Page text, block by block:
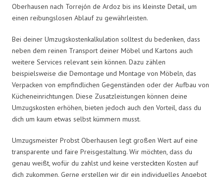
Oberhausen nach Torrejón de Ardoz bis ins kleinste Detail, um
einen reibungslosen Ablauf zu gewährleisten.
Bei deiner Umzugskostenkalkulation solltest du bedenken, dass
neben dem reinen Transport deiner Möbel und Kartons auch
weitere Services relevant sein können. Dazu zählen
beispielsweise die Demontage und Montage von Möbeln, das
Verpacken von empfindlichen Gegenständen oder der Aufbau von
Kücheneinrichtungen. Diese Zusatzleistungen können deine
Umzugskosten erhöhen, bieten jedoch auch den Vorteil, dass du
dich um kaum etwas selbst kümmern musst.
Umzugsmeister Probst Oberhausen legt großen Wert auf eine
transparente und faire Preisgestaltung. Wir möchten, dass du
genau weißt, wofür du zahlst und keine versteckten Kosten auf
dich zukommen. Gerne erstellen wir dir ein individuelles Angebot